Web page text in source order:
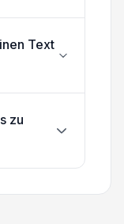
Text
zu